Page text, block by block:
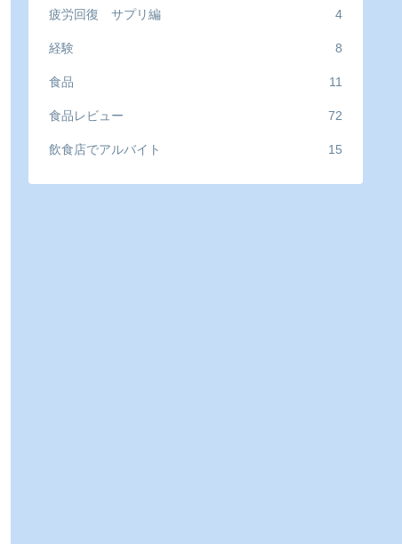
疲労回復 サプリ編 4
経験 8
食品 11
食品レビュー 72
飲食店でアルバイト 15